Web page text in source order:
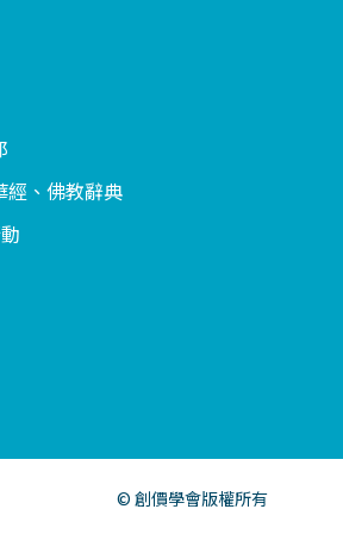
經、佛教辭典
© 創價學會版權所有